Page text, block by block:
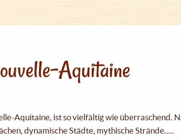
Aquitaine
Aquitaine, ist so vielfältig wie überraschend.
dynamische Städte, mythische Strände.....